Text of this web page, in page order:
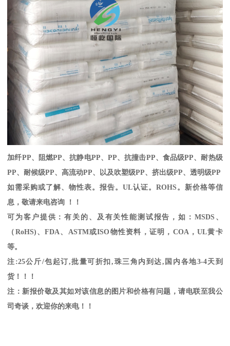
加纤PP、阻燃PP、抗静电PP、 PP、抗撞击PP、食品级PP、耐热级
PP、耐候级PP、高流动PP、以及吹塑级PP、挤出级PP、透明级PP
如需采购或了解、物性表。报告。 UL认证。 ROHS 。新价格等信
息，敬请来电咨询 ！！
可为客户提供：有关的、及有关性能测试报告，如： MSDS 、
（ RoHS) 、FDA、 ASTM或ISO物性资料，证明， COA，UL黄卡
等。
注 :25公斤/包起订,批量可折扣, 珠三角内到达, 国内各地3-4天到
货！！！
注：新报价敬及其如对该信息的图片和价格有问题，请电联至我公
司奇谈，欢迎你的来电！！